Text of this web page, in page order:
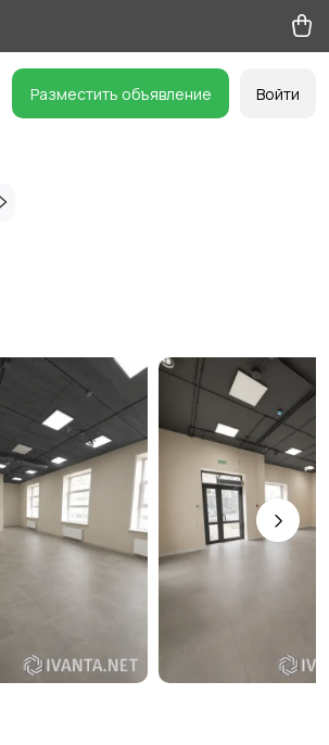
Разместить объявление Войти